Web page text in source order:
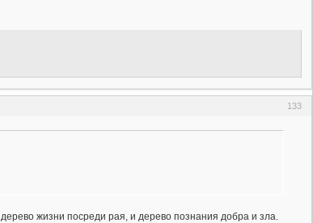
133
жизни посреди рая, и дерево познания добра и зла.